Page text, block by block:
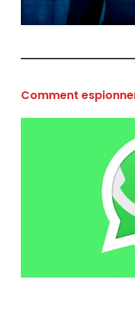
Comment